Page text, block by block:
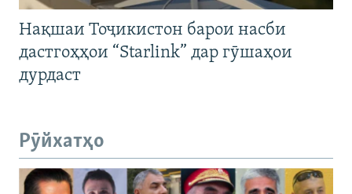
Нақшаи Тоҷикистон барои насби
дастгоҳҳои “Starlink” дар гӯшаҳои
дурдаст
Рӯйхатҳо